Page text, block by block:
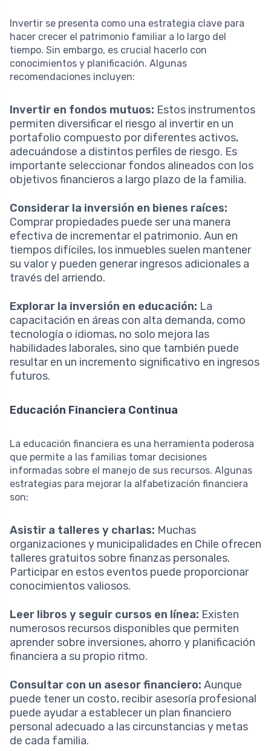
Invertir se presenta como una estrategia clave para
hacer crecer el patrimonio familiar a lo largo del
tiempo. Sin embargo, es crucial hacerlo con
conocimientos y planificación. Algunas
recomendaciones incluyen:
Invertir en fondos mutuos: Estos instrumentos
permiten diversificar el riesgo al invertir en un
portafolio compuesto por diferentes activos,
adecuándose a distintos perfiles de riesgo. Es
importante seleccionar fondos alineados con los
objetivos financieros a largo plazo de la familia.
Considerar la inversión en bienes raíces:
Comprar propiedades puede ser una manera
efectiva de incrementar el patrimonio. Aun en
tiempos difíciles, los inmuebles suelen mantener
su valor y pueden generar ingresos adicionales a
través del arriendo.
Explorar la inversión en educación: La
capacitación en áreas con alta demanda, como
tecnología o idiomas, no solo mejora las
habilidades laborales, sino que también puede
resultar en un incremento significativo en ingresos
futuros.
Educación Financiera Continua
La educación financiera es una herramienta poderosa
que permite a las familias tomar decisiones
informadas sobre el manejo de sus recursos. Algunas
estrategias para mejorar la alfabetización financiera
son:
Asistir a talleres y charlas: Muchas
organizaciones y municipalidades en Chile ofrecen
talleres gratuitos sobre finanzas personales.
Participar en estos eventos puede proporcionar
conocimientos valiosos.
Leer libros y seguir cursos en línea: Existen
numerosos recursos disponibles que permiten
aprender sobre inversiones, ahorro y planificación
financiera a su propio ritmo.
Consultar con un asesor financiero: Aunque
puede tener un costo, recibir asesoría profesional
puede ayudar a establecer un plan financiero
personal adecuado a las circunstancias y metas
de cada familia.